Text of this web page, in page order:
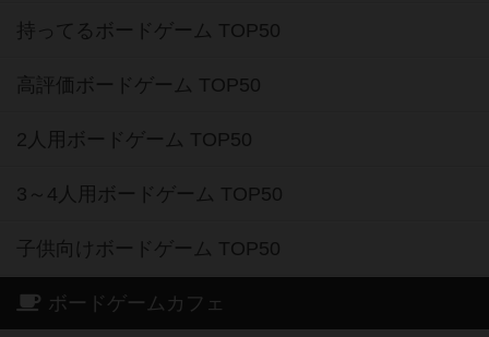
持ってるボードゲーム TOP50
高評価ボードゲーム TOP50
2人用ボードゲーム TOP50
3～4人用ボードゲーム TOP50
子供向けボードゲーム TOP50
ボードゲームカフェ